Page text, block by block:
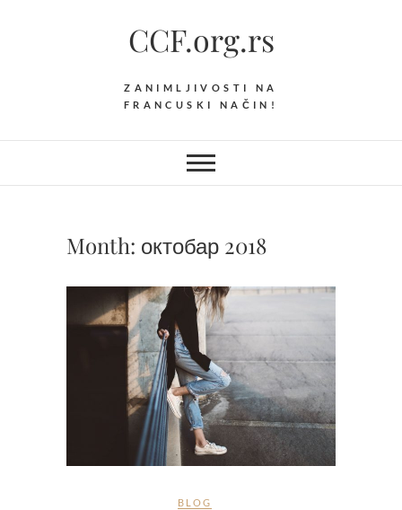
CCF.org.rs
ZANIMLJIVOSTI NA
FRANCUSKI NAČIN!
Month: октобар 2018
BLOG